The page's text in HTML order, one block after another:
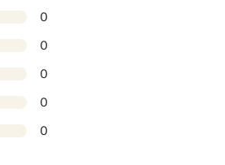
0
0
0
0
0